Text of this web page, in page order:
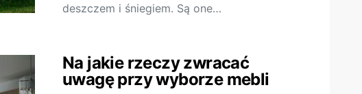
deszczem i śniegiem. Są one…
Na jakie rzeczy zwracać
uwagę przy wyborze mebli